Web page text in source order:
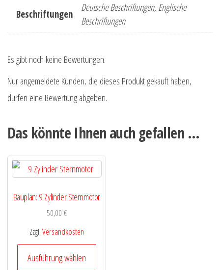
Beschriftungen
Deutsche Beschriftungen, Englische
Beschriftungen
Es gibt noch keine Bewertungen.
Nur angemeldete Kunden, die dieses Produkt gekauft haben,
dürfen eine Bewertung abgeben.
Das könnte Ihnen auch gefallen …
Bauplan: 9 Zylinder Sternmotor
50,00 €
Zzgl.Versandkosten
Ausführung wählen
Dieses